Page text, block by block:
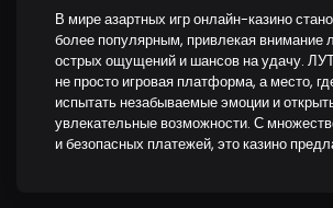
В мире азартных игр онлайн-казино
более популярным, привлекая внимание
острых ощущений и шансов на удачу.
не просто игровая платформа, а место,
испытать незабываемые эмоции и
увлекательные возможности. С
и безопасных платежей, это казино